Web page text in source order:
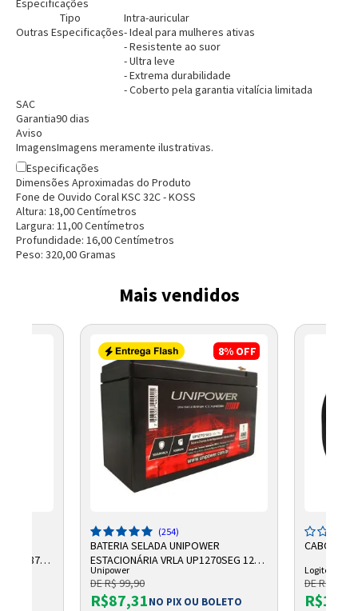
Entendi
Tipo
Intra-auricular
Outras Especificações- Ideal para mulheres ativas
- Resistente ao suor
- Ultra leve
- Extrema durabilidade
- Coberto pela garantia vitalícia limitada
SAC
Garantia90 dias
Aviso
ImagensImagens meramente ilustrativas.
Especificações
Dimensões Aproximadas do Produto
Fone de Ouvido Coral KSC 32C - KOSS
Altura: 18,00Centímetros
Largura: 11,00Centímetros
Profundidade: 16,00Centímetros
Peso: 320,00Gramas
Mais vendidos
AH F187
8% OFF
(254)
BATERIA SELADA UNIPOWER
ESTACIONÁRIA VRLA UP1270SEG 12V
7AH F187
Unipower
DE R$ 99,90
R$87,31NO PIX OU BOLETO
CABO
Logitech
DE R$